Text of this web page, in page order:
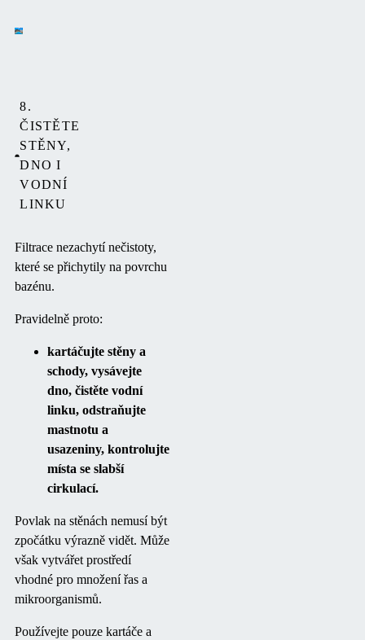
8.
ČISTĚTE
STĚNY,
DNO I
VODNÍ
LINKU
Filtrace nezachytí nečistoty,
které se přichytily na povrchu
bazénu.
Pravidelně proto:
kartáčujte stěny a
schody, vysávejte
dno, čistěte vodní
linku, odstraňujte
mastnotu a
usazeniny, kontrolujte
místa se slabší
cirkulací.
Povlak na stěnách nemusí být
zpočátku výrazně vidět. Může
však vytvářet prostředí
vhodné pro množení řas a
mikroorganismů.
Používejte pouze kartáče a